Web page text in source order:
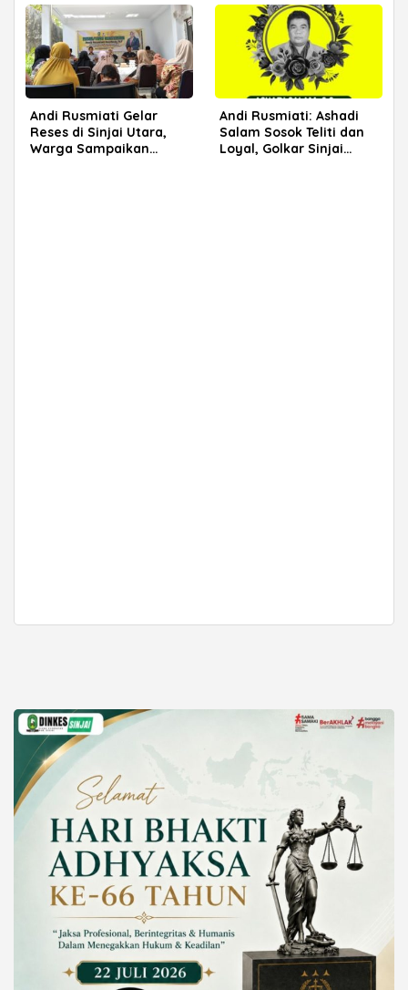
Andi Rusmiati Gelar
Reses di Sinjai Utara,
Warga Sampaikan
Andi Rusmiati: Ashadi
Salam Sosok Teliti dan
Loyal, Golkar Sinjai